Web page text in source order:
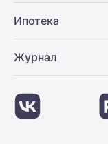
Ипотека
Журнал